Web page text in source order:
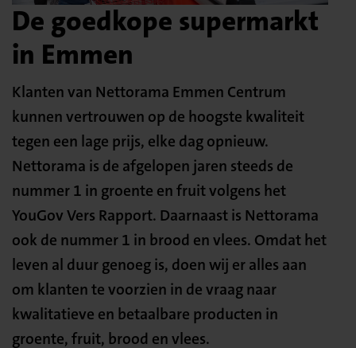
De goedkope supermarkt
in Emmen
Klanten van Nettorama Emmen Centrum
kunnen vertrouwen op de hoogste kwaliteit
tegen een lage prijs, elke dag opnieuw.
Nettorama is de afgelopen jaren steeds de
nummer 1 in groente en fruit volgens het
YouGov Vers Rapport. Daarnaast is Nettorama
ook de nummer 1 in brood en vlees. Omdat het
leven al duur genoeg is, doen wij er alles aan
om klanten te voorzien in de vraag naar
kwalitatieve en betaalbare producten in
groente, fruit, brood en vlees.